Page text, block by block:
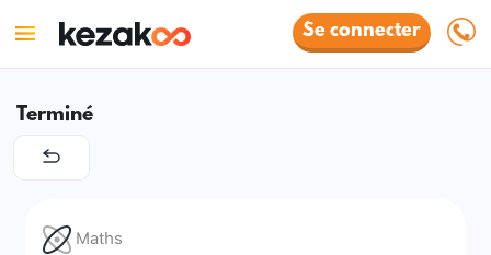
Se connecter
Terminé
Maths